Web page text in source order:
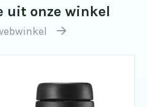
uit onze winkel